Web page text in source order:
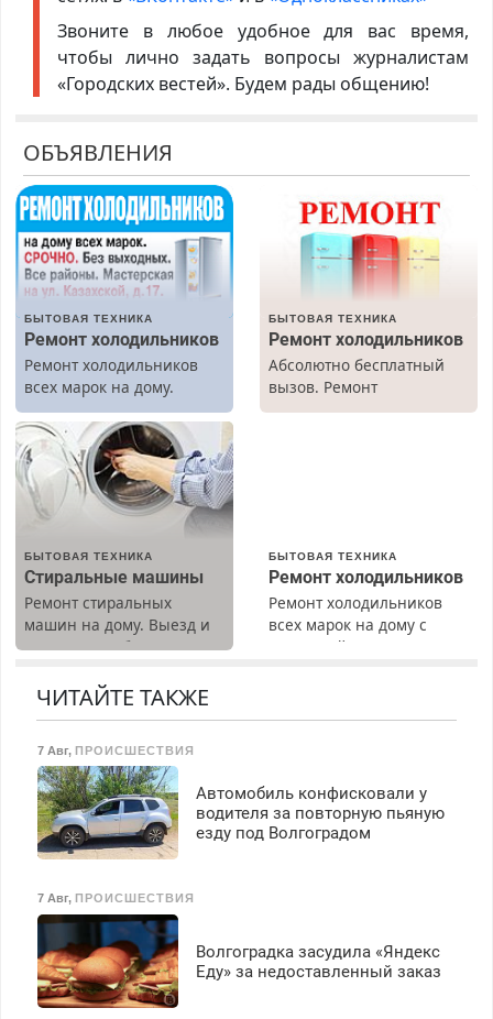
Звоните в любое удобное для вас время,
чтобы лично задать вопросы журналистам
«Городских вестей». Будем рады общению!
ОБЪЯВЛЕНИЯ
БЫТОВАЯ ТЕХНИКА
Ремонт холодильников
Ремонт холодильников
всех марок на дому.
БЫТОВАЯ ТЕХНИКА
Ремонт холодильников
Абсолютно бесплатный
вызов. Ремонт
холодильников всех
БЫТОВАЯ ТЕХНИКА
Стиральные машины
Ремонт стиральных
машин на дому. Выезд и
диагностика бесплатно.
БЫТОВАЯ ТЕХНИКА
Ремонт холодильников
Ремонт холодильников
всех марок на дому с
гарантией. Замена
ЧИТАЙТЕ ТАКЖЕ
7 Авг, ПРОИСШЕСТВИЯ
Автомобиль конфисковали у
водителя за повторную пьяную
езду под Волгоградом
7 Авг, ПРОИСШЕСТВИЯ
Волгоградка засудила «Яндекс
Еду» за недоставленный заказ